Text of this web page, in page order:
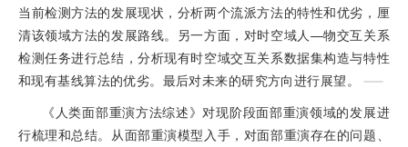
当前检测方法的发展现状，分析两个流派方法的特性和优劣，厘
清该领域方法的发展路线。另一方面，对时空域人—物交互关系
检测任务进行总结，分析现有时空域交互关系数据集构造与特性
和现有基线算法的优劣。最后对未来的研究方向进行展望。
《人类面部重演方法综述》对现阶段面部重演领域的发展进
行梳理和总结。从面部重演模型入手，对面部重演存在的问题、